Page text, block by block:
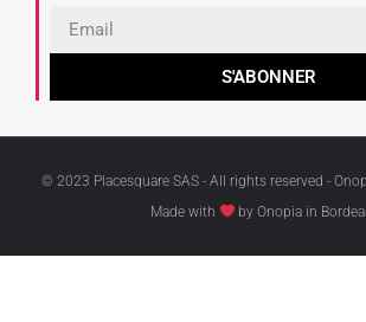
S'ABONNER
© 2023 Placesquare SAS - All rights reserved -
Made with
by Onopia in